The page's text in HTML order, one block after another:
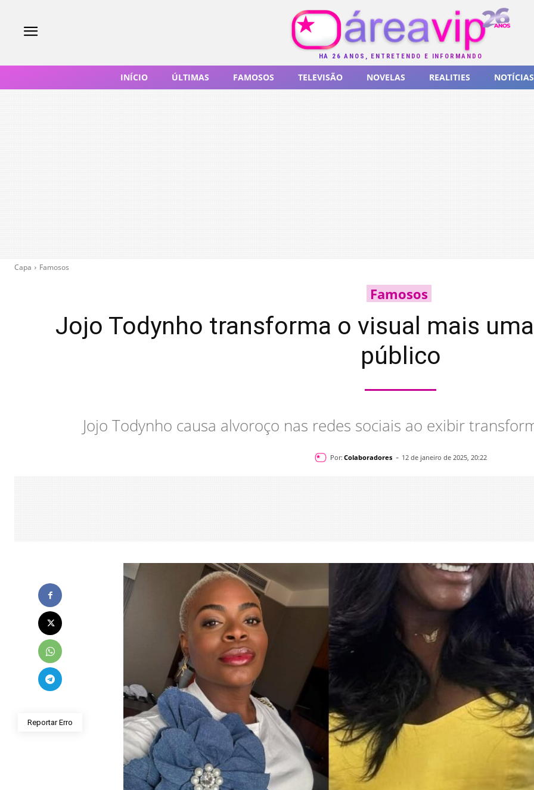
HÁ 26 ANOS, ENTRETENDO E INFORMANDO
INÍCIO ÚLTIMAS FAMOSOS TELEVISÃO NOVELAS REALITIES NOTÍCIAS
Capa Famosos
Famosos
Jojo Todynho transforma o visual mais
público
Jojo Todynho causa alvoroço nas redes sociais ao exibir
Por: Colaboradores - 12 de janeiro de 2025, 20:22
Reportar Erro